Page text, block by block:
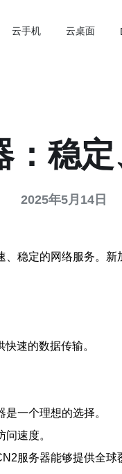
云手机 云桌面
：稳
2025年5月14日
稳定的网络服务。
速的数据传输。
一个理想的选择。
速度。
服务器能够提供全球